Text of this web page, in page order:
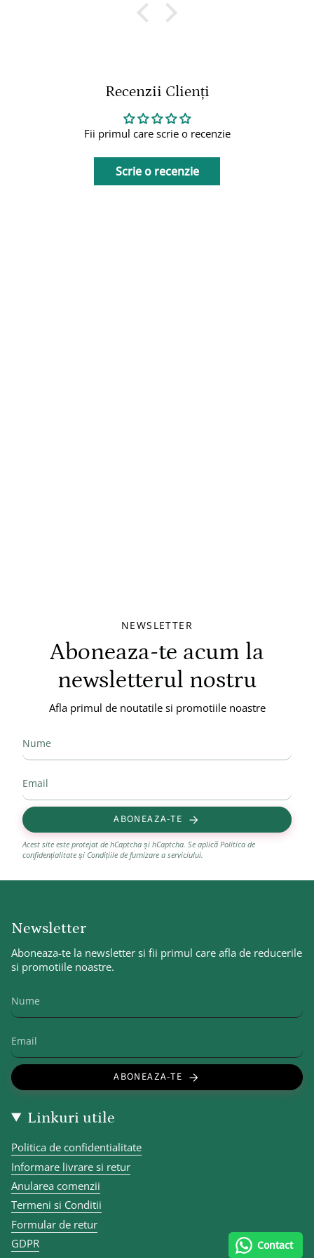
Recenzii Clienți
Fii primul care scrie o recenzie
Scrie o recenzie
NEWSLETTER
Aboneaza-te acum la
newsletterul nostru
Afla primul de noutatile si promotiile noastre
ABONEAZA-TE
Acest site este protejat de hCaptcha și hCaptcha. Se aplică Politica de
confidențialitate și Condițiile de furnizare a serviciului.
Newsletter
Aboneaza-te la newsletter si fii primul care afla de reducerile
si promotiile noastre.
ABONEAZA-TE
Linkuri utile
Politica de confidentialitate
Informare livrare si retur
Anularea comenzii
Termeni si Conditii
Formular de retur
GDPR
Contact